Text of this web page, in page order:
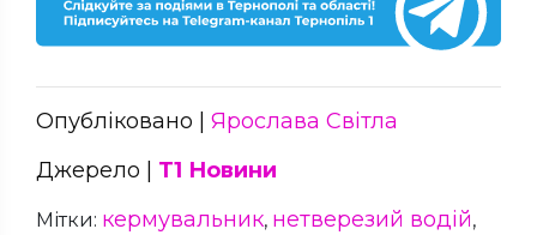
Опубліковано | Ярослава Світла
Джерело | Т1 Новини
Мітки: кермувальник, нетверезий водій,